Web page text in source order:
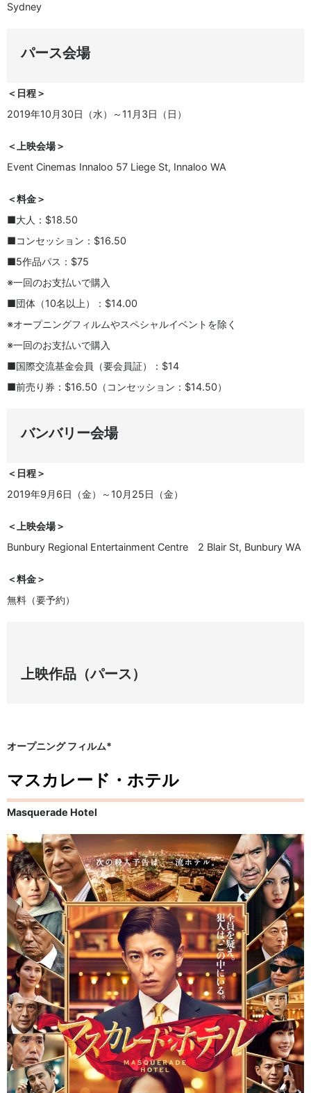
Sydney
パース会場
＜日程＞
2019年10月30日（水）～11月3日（日）
＜上映会場＞
Event Cinemas Innaloo 57 Liege St, Innaloo WA
＜料金＞
■大人：$18.50
■コンセッション：$16.50
■5作品パス：$75
※一回のお支払いで購入
■団体（10名以上）：$14.00
※オープニングフィルムやスペシャルイベントを除く
※一回のお支払いで購入
■国際交流基金会員（要会員証）：$14
■前売り券：$16.50（コンセッション：$14.50）
バンバリー会場
＜日程＞
2019年9月6日（金）～10月25日（金）
＜上映会場＞
Bunbury Regional Entertainment Centre 2 Blair St, Bunbury WA
＜料金＞
無料（要予約）
上映作品（パース）
オープニング フィルム*
マスカレード・ホテル
Masquerade Hotel